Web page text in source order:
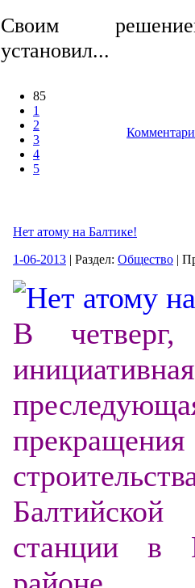
Своим
установил...
85
1
2
3
4
5
Нет атому на Балтике!
1-06-2013 | Раздел: Общество |
В
прекращения
станции в